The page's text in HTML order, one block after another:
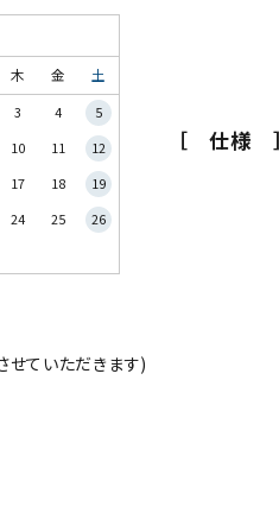
木 金 土
3 4
5
10 11
12
17 18
19
24 25
26
せていただきます)
［ 仕様